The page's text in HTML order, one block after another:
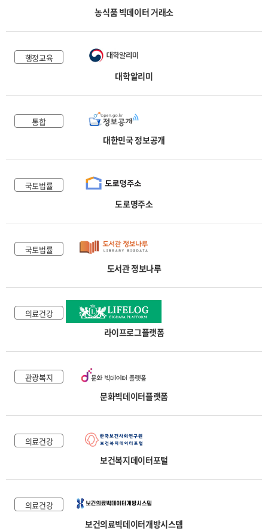
농식품 빅데이터 거래소
행정교육
대학알리미
통합
대한민국 정보공개
국토법률
도로명주소
국토법률
도서관 정보나루
의료건강
라이프로그플랫폼
관광복지
문화빅데이터플랫폼
의료건강
보건복지데이터포털
의료건강
보건의료빅데이터개방시스템